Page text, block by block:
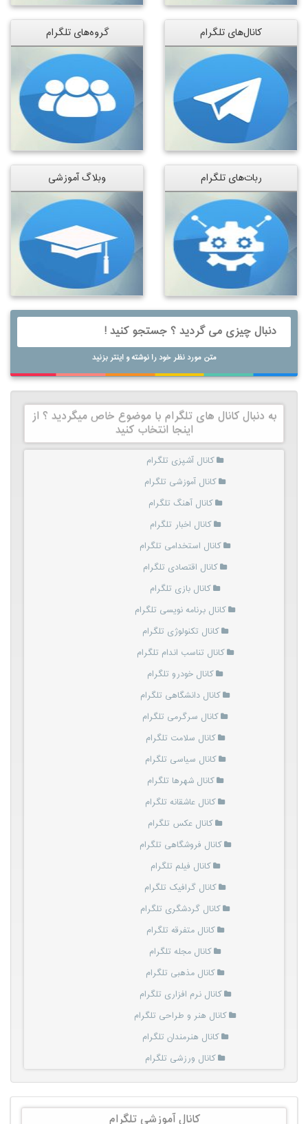
کانال‌های تلگرام گروه‌های تلگرام
ربات‌های تلگرام وبلاگ آموزشی
متن مورد نظر خود را نوشته و اینتر بزنید
به دنبال کانال های تلگرام با موضوع خاص میگردید ؟ از
اینجا انتخاب کنید
کانال آشپزی تلگرام
کانال آموزشی تلگرام
کانال آهنگ تلگرام
کانال اخبار تلگرام
کانال استخدامی تلگرام
کانال اقتصادی تلگرام
کانال بازی تلگرام
کانال برنامه نویسی تلگرام
کانال تکنولوژی تلگرام
کانال تناسب اندام تلگرام
کانال خودرو تلگرام
کانال دانشگاهی تلگرام
کانال سرگرمی تلگرام
کانال سلامت تلگرام
کانال سیاسی تلگرام
کانال شهرها تلگرام
کانال عاشقانه تلگرام
کانال عکس تلگرام
کانال فروشگاهی تلگرام
کانال فیلم تلگرام
کانال گرافیک تلگرام
کانال گردشگری تلگرام
کانال متفرقه تلگرام
کانال مجله تلگرام
کانال مذهبی تلگرام
کانال نرم افزاری تلگرام
کانال هنر و طراحی تلگرام
کانال هنرمندان تلگرام
کانال ورزشی تلگرام
کانال آموزشی تلگرام